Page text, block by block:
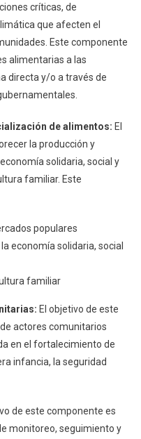
críticas, de
que afecten el
Este componente
alimentarias a las
directa y/o a través de
de alimentos: El
la producción y
solidaria, social y
familiar. Este
populares
economía solidaria, social
familiar
El objetivo de este
actores comunitarios
en el fortalecimiento de
infancia, la seguridad
de este componente es
monitoreo, seguimiento y